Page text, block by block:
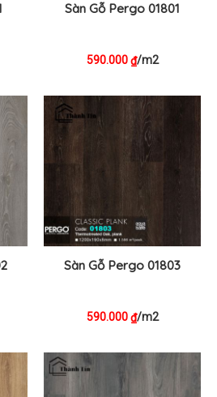
Sàn Gỗ Pergo 01801
590.000₫/m2
Sàn Gỗ Pergo 01803
590.000₫/m2